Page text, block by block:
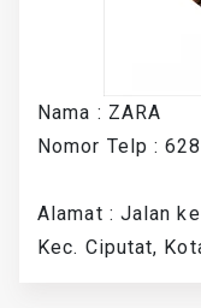
Nama : ZARA
Nomor Telp :
Alamat : Jalan
Kec. Ciputat,